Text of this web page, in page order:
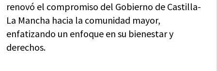
renovó el compromiso del Gobierno de Castilla-
La Mancha hacia la comunidad mayor,
enfatizando un enfoque en su bienestar y
derechos.